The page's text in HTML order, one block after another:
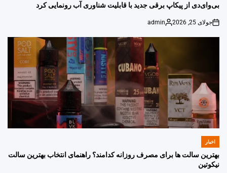
بی‌وای‌دی از پیکاپ برقی جدید با قابلیت شناوری آب رونمایی کرد
on
جولای 25, 2026
Posted
admin
POSTED
اخبار
بهترین سالت ها برای مصرف روزانه کدامند؟ راهنمای انتخاب بهترین سالت
نیکوتین